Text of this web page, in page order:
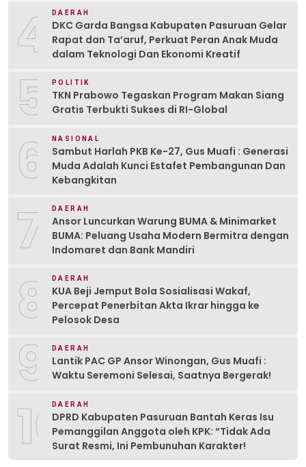
4 DAERAH
DKC Garda Bangsa Kabupaten Pasuruan Gelar
Rapat dan Ta’aruf, Perkuat Peran Anak Muda
dalam Teknologi Dan Ekonomi Kreatif
5 POLITIK
TKN Prabowo Tegaskan Program Makan Siang
Gratis Terbukti Sukses di RI-Global
6 NASIONAL
Sambut Harlah PKB Ke-27, Gus Muafi : Generasi
Muda Adalah Kunci Estafet Pembangunan Dan
Kebangkitan
7 DAERAH
Ansor Luncurkan Warung BUMA & Minimarket
BUMA: Peluang Usaha Modern Bermitra dengan
Indomaret dan Bank Mandiri
8 DAERAH
KUA Beji Jemput Bola Sosialisasi Wakaf,
Percepat Penerbitan Akta Ikrar hingga ke
Pelosok Desa
9 DAERAH
Lantik PAC GP Ansor Winongan, Gus Muafi :
Waktu Seremoni Selesai, Saatnya Bergerak!
10DAERAH
DPRD Kabupaten Pasuruan Bantah Keras Isu
Pemanggilan Anggota oleh KPK: “Tidak Ada
Surat Resmi, Ini Pembunuhan Karakter!